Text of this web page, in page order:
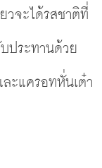
วจะได้รสชาติที่
ประทานด้วย
ะแครอทหั่นเต๋า